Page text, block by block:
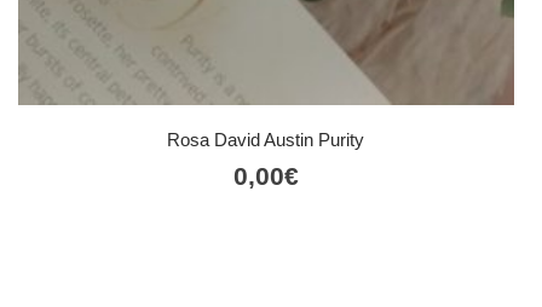
Rosa David Austin Purity
0,00€